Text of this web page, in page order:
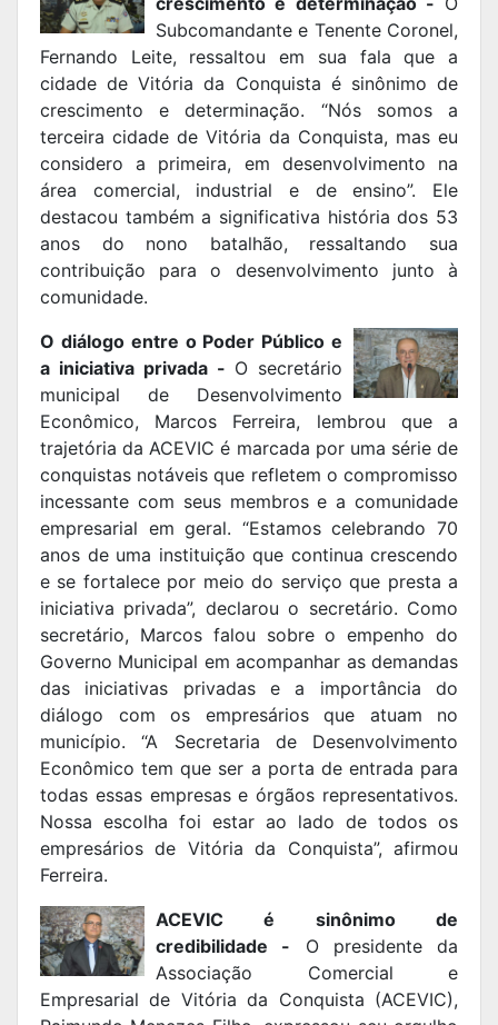
Subcomandante e Tenente Coronel,
Fernando Leite, ressaltou em sua fala que a
cidade de Vitória da Conquista é sinônimo de
crescimento e determinação. “Nós somos a
terceira cidade de Vitória da Conquista, mas eu
considero a primeira, em desenvolvimento na
área comercial, industrial e de ensino”. Ele
destacou também a significativa história dos 53
anos do nono batalhão, ressaltando sua
contribuição para o desenvolvimento junto à
comunidade.
O diálogo entre o Poder Público e
a iniciativa privada - O secretário
municipal de Desenvolvimento
Econômico, Marcos Ferreira, lembrou que a
trajetória da ACEVIC é marcada por uma série de
conquistas notáveis que refletem o compromisso
incessante com seus membros e a comunidade
empresarial em geral. “Estamos celebrando 70
anos de uma instituição que continua crescendo
e se fortalece por meio do serviço que presta a
iniciativa privada”, declarou o secretário. Como
secretário, Marcos falou sobre o empenho do
Governo Municipal em acompanhar as demandas
das iniciativas privadas e a importância do
diálogo com os empresários que atuam no
município. “A Secretaria de Desenvolvimento
Econômico tem que ser a porta de entrada para
todas essas empresas e órgãos representativos.
Nossa escolha foi estar ao lado de todos os
empresários de Vitória da Conquista”, afirmou
Ferreira.
ACEVIC é sinônimo de
credibilidade - O presidente da
Associação Comercial e
Empresarial de Vitória da Conquista (ACEVIC),